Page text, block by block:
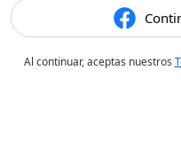
Al continuar, aceptas nuestros